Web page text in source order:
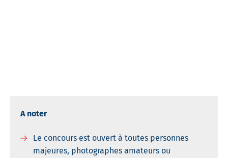
A noter
Le concours est ouvert à toutes personnes
majeures, photographes amateurs ou